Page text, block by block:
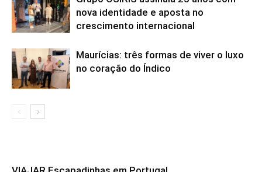
nova identidade e aposta no
crescimento internacional
Maurícias: três formas de viver o luxo
no coração do Índico